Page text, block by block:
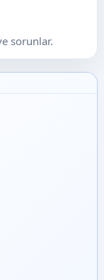
sorunlar.